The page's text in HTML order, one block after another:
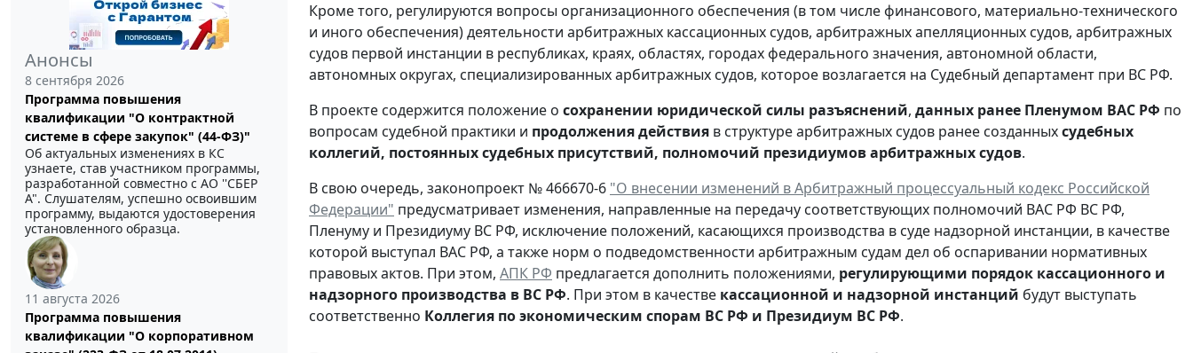
Анонсы
8 сентября 2026
Программа повышения
квалификации "О контрактной
системе в сфере закупок" (44-ФЗ)"
Об актуальных изменениях в КС
узнаете, став участником программы,
разработанной совместно с АО ''СБЕР
А". Слушателям, успешно освоившим
программу, выдаются удостоверения
установленного образца.
11 августа 2026
Программа повышения
квалификации "О корпоративном
Кроме того, регулируются вопросы организационного обеспечения (в том числе финансового, материально-технического
и иного обеспечения) деятельности арбитражных кассационных судов, арбитражных апелляционных судов, арбитражных
судов первой инстанции в республиках, краях, областях, городах федерального значения, автономной области,
автономных округах, специализированных арбитражных судов, которое возлагается на Судебный департамент при ВС РФ.
В проекте содержится положение о сохранении юридической силы разъяснений, данных ранее Пленумом ВАС РФ по
вопросам судебной практики и продолжения действия в структуре арбитражных судов ранее созданныхсудебных
коллегий, постоянных судебных присутствий, полномочий президиумов арбитражных судов.
В свою очередь, законопроект № 466670-6 "О внесении изменений в Арбитражный процессуальный кодекс Российской
Федерации" предусматривает изменения, направленные на передачу соответствующих полномочий ВАС РФ ВС РФ,
Пленуму и Президиуму ВС РФ, исключение положений, касающихся производства в суде надзорной инстанции, в качестве
которой выступал ВАС РФ, а также норм о подведомственности арбитражным судам дел об оспаривании нормативных
правовых актов. При этом, АПК РФ предлагается дополнить положениями, регулирующими порядок кассационного и
надзорного производства в ВС РФ. При этом в качестве кассационной и надзорной инстанций будут выступать
соответственно Коллегия по экономическим спорам ВС РФ и Президиум ВС РФ.